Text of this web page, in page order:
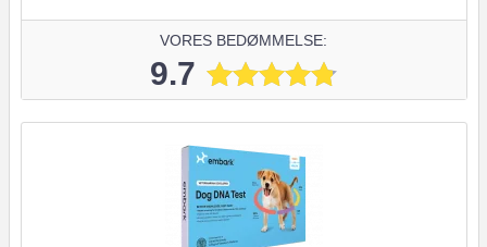
VORES BEDØMMELSE:
9.7